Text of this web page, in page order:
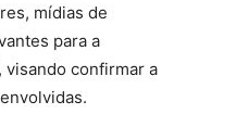
mídias de
para a
visando confirmar a